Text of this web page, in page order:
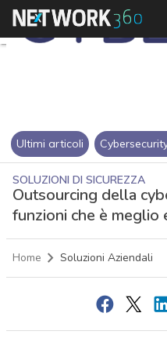
Ultimi articoli
SOLUZIONI DI SICUREZZA
Outsourcing della
funzioni che è meglio
Home Soluzioni Aziendali